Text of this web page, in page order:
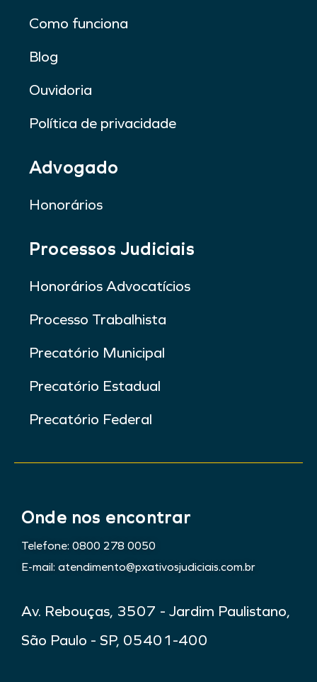
Como funciona
Blog
Ouvidoria
Política de privacidade
Advogado
Honorários
Processos Judiciais
Honorários Advocatícios
Processo Trabalhista
Precatório Municipal
Precatório Estadual
Precatório Federal
Onde nos encontrar
Telefone: 0800 278 0050
E-mail: atendimento@pxativosjudiciais.com.br
Av. Rebouças, 3507 - Jardim Paulistano,
São Paulo - SP, 05401-400